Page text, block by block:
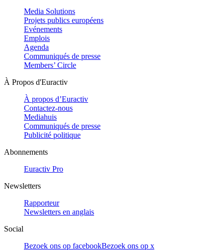
Media Solutions
Projets publics européens
Evénements
Emplois
Agenda
Communiqués de presse
Members’ Circle
À Propos d'Euractiv
À propos d’Euractiv
Contactez-nous
Mediahuis
Communiqués de presse
Publicité politique
Abonnements
Euractiv Pro
Newsletters
Rapporteur
Newsletters en anglais
Social
Bezoek ons op facebookBezoek ons op x